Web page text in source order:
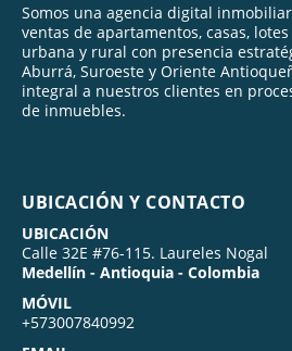
Somos una agencia digital
ventas de apartamentos, casas,
urbana y rural con presencia
Aburrá, Suroeste y Oriente
integral a nuestros clientes en
de inmuebles.
UBICACIÓN Y CONTACTO
UBICACIÓN
Calle 32E #76-115. Laureles Nogal
Medellín - Antioquia - Colombia
MÓVIL
+573007840992